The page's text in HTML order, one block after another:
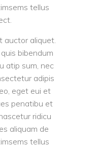
tellus
auctor aliquet.
bibendum
atip sum, nec
adipis
eget eui et
penatibu et
ridicu
aliquam de
tellus